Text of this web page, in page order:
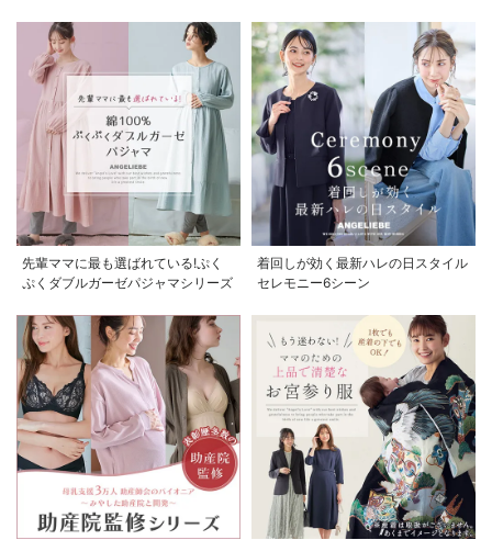
お気に入り商品を確認する
先輩ママに最も選ばれている!ぷく
ぷくダブルガーゼパジャマシリーズ
着回しが効く最新ハレの日スタイル
セレモニー6シーン